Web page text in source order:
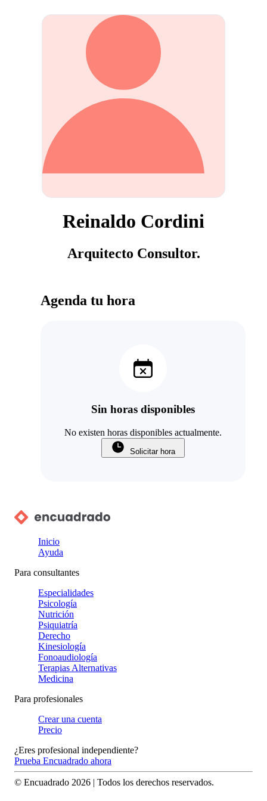
Reinaldo Cordini
Arquitecto Consultor.
Agenda tu hora
Sin horas disponibles
No existen horas disponibles actualmente.
Solicitar hora
Inicio
Ayuda
Para consultantes
Especialidades
Psicología
Nutrición
Psiquiatría
Derecho
Kinesiología
Fonoaudiología
Terapias Alternativas
Medicina
Para profesionales
Crear una cuenta
Precio
¿Eres profesional independiente?
Prueba Encuadrado ahora
© Encuadrado 2026 | Todos los derechos reservados.